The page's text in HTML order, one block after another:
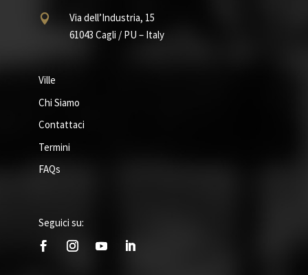

Via dell’Industria, 15
61043 Cagli / PU – Italy
Ville
Chi Siamo
Contattaci
Termini
FAQs
Seguici su: